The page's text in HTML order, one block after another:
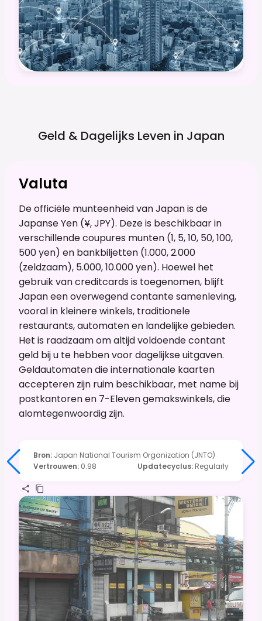
Geld & Dagelijks Leven in Japan
Valuta
De officiële munteenheid van Japan is de
Japanse Yen (¥, JPY). Deze is beschikbaar in
verschillende coupures munten (1, 5, 10, 50, 100,
500 yen) en bankbiljetten (1.000, 2.000
(zeldzaam), 5.000, 10.000 yen). Hoewel het
gebruik van creditcards is toegenomen, blijft
Japan een overwegend contante samenleving,
vooral in kleinere winkels, traditionele
restaurants, automaten en landelijke gebieden.
Het is raadzaam om altijd voldoende contant
geld bij u te hebben voor dagelijkse uitgaven.
Geldautomaten die internationale kaarten
accepteren zijn ruim beschikbaar, met name bij
postkantoren en 7-Eleven gemakswinkels, die
alomtegenwoordig zijn.
Bron: Japan National Tourism Organization (JNTO)
Vertrouwen: 0.98 Updatecyclus: Regularly